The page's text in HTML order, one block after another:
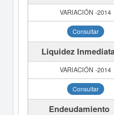
Consultar
Liquidez
Consultar
Endeudamiento